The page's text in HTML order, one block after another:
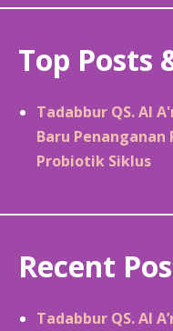
Top Posts
Tadabbur QS. Al
Baru Penanganan
Probiotik Siklus
Recent
Tadabbur QS. Al